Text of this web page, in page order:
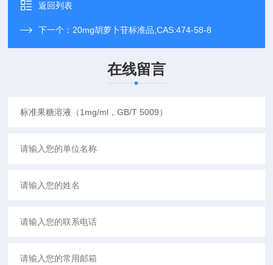
返回列表
下一个： 20mg胡萝卜苷标准品,CAS:474-58-8
在线留言